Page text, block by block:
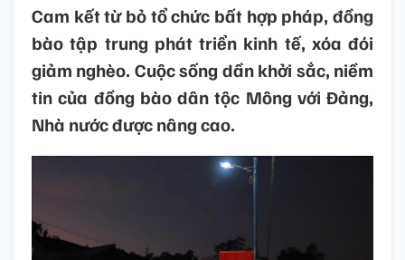
Cam kết từ bỏ tổ chức bất hợp pháp, đồng
bào tập trung phát triển kinh tế, xóa đói
giảm nghèo. Cuộc sống dần khởi sắc, niềm
tin của đồng bào dân tộc Mông với Đảng,
Nhà nước được nâng cao.